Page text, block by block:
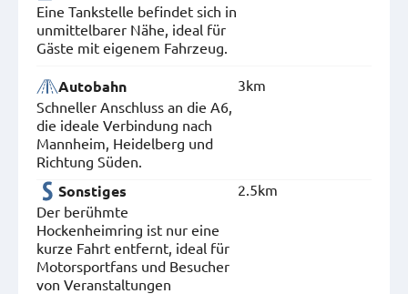
Eine Tankstelle befindet sich in
unmittelbarer Nähe, ideal für
Gäste mit eigenem Fahrzeug.
Autobahn
Schneller Anschluss an die A6,
die ideale Verbindung nach
Mannheim, Heidelberg und
Richtung Süden.
3km
Sonstiges
Der berühmte
Hockenheimring ist nur eine
kurze Fahrt entfernt, ideal für
Motorsportfans und Besucher
von Veranstaltungen
2.5km